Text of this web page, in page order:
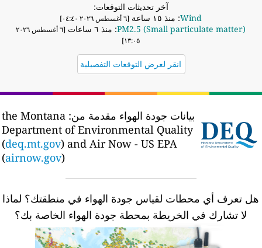
آخر تحديثات التوقعات:
Wind: منذ ١٥ ساعة [٦ أغسطس ٢٠٢٦ ٠٤:٤٠]
PM2.5 (Small particulate matter): منذ ٦ ساعات
[٦ أغسطس ٢٠٢٦
١٣:٠٥]
انقر لعرض التوقعات التفصيلية
بيانات جودة الهواء مقدمة من: the Montana
Department of Environmental Quality
(deq.mt.gov) and Air Now - US EPA
(airnow.gov)
هل تعرف أي محطات لقياس جودة الهواء في منطقتك؟ لماذا
لا تشارك في الخريطة بمحطة جودة الهواء الخاصة بك؟